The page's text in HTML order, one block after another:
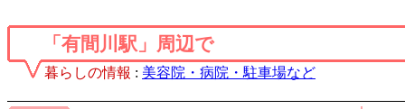
「有間川駅」周辺で
暮らしの情報 : 美容院・病院・駐車場など